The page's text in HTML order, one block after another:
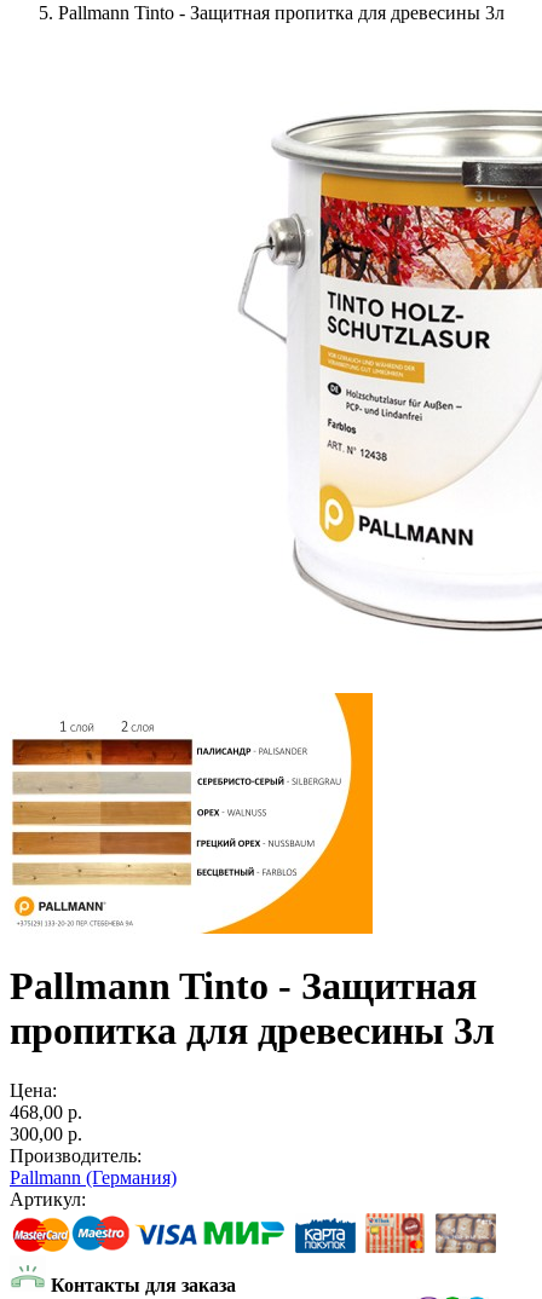
Pallmann Tinto - Защитная пропитка для древесины 3л
Pallmann Tinto - Защитная
пропитка для древесины 3л
Цена:
468,00 p.
300,00 p.
Производитель:
Pallmann (Германия)
Артикул:
Контакты для заказа